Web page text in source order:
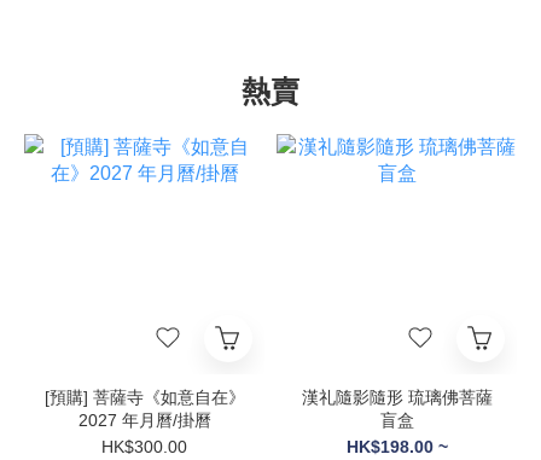
熱賣
[預購] 菩薩寺《如意自在》
2027 年月曆/掛曆
HK$300.00
漢礼隨影隨形 琉璃佛菩薩
盲盒
HK$198.00 ~